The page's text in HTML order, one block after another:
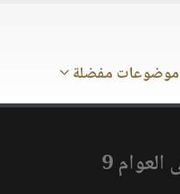
موضوعات مفضلة
9